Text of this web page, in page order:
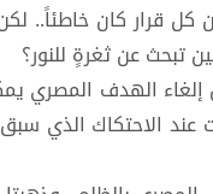
قرار كان خاطئاً..
تبحث عن ثغرةٍ للنور؟
الهدف المصري
الاحتكاك الذي سبق